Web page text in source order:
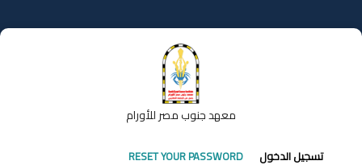
إلى
المحتوى
معهد جنوب مصر للأورام
التبويبات
تسجيل الدخول RESET YOUR PASSWORD